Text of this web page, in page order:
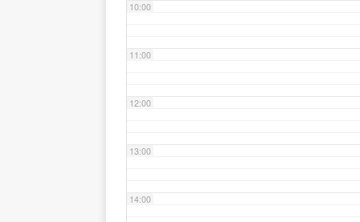
10:00
11:00
12:00
13:00
14:00